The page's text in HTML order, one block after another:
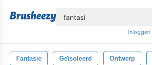
Inloggen
Fantasie Geïsoleerd Ontwerp